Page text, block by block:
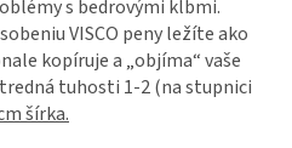
s bedrovými kĺbmi.
VISCO peny ležíte ako
kopíruje a „objíma“ vaše
tuhosti 1-2 (na stupnici
šírka.